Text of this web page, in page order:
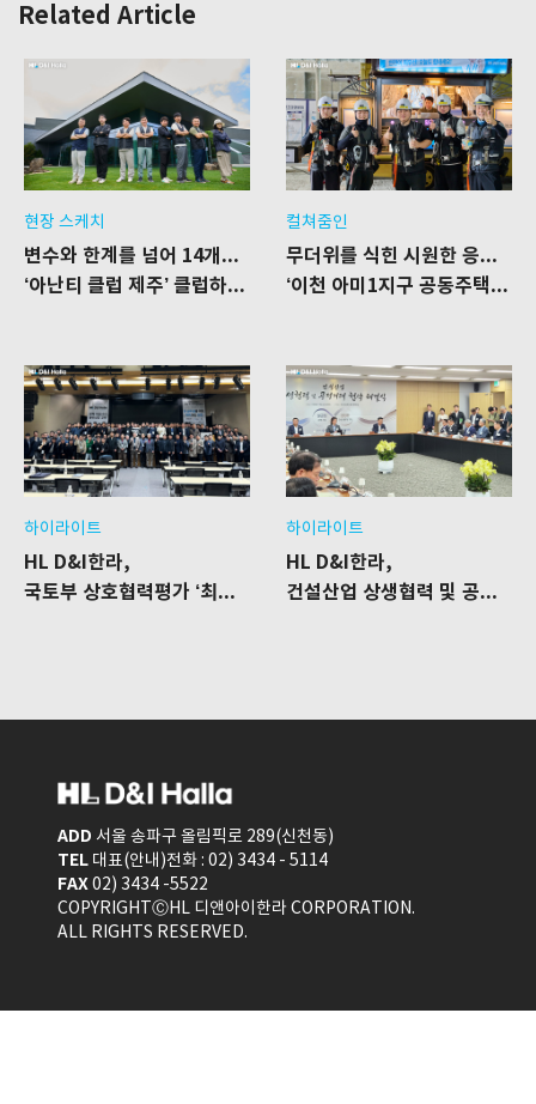
Related Article
현장 스케치
변수와 한계를 넘어 14개월의 결실을 보다
‘아난티 클럽 제주’ 클럽하우스 리모델링 공사 현장
컬쳐줌인
무더위를 식힌 시원한 응원 한 잔
‘이천 아미1지구 공동주택’ 신축공사 현장을 찾은 푸드트럭
하이라이트
HL D&I한라,
국토부 상호협력평가 ‘최우수’ 등급 획득
하이라이트
HL D&I한라,
건설산업 상생협력 및 공정거래 협약 체결식 참석
ADD 서울 송파구 올림픽로 289(신천동)
TEL 대표(안내)전화 : 02) 3434 - 5114
FAX02) 3434 -5522
COPYRIGHTⒸHL 디앤아이한라 CORPORATION.
ALL RIGHTS RESERVED.